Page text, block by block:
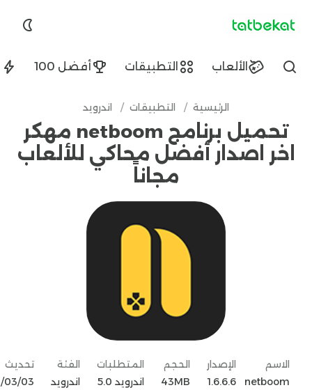
tatbekat.net
الألعاب التطبيقات أفضل 100
Find
الرئيسية / التطبيقات / اندرويد
تحميل برنامج netboom مهكر
اخر اصدار أفضل محاكي للألعاب
مجاناً
الاسم
netboom
الإصدار
1.6.6.6
الحجم
43MB
المتطلبات
اندرويد 5.0
الفئة
اندرويد
تحديث
03‏/03‏/2023